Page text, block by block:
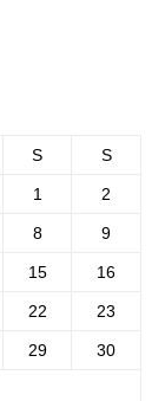
S S
1 2
8 9
15 16
22 23
29 30